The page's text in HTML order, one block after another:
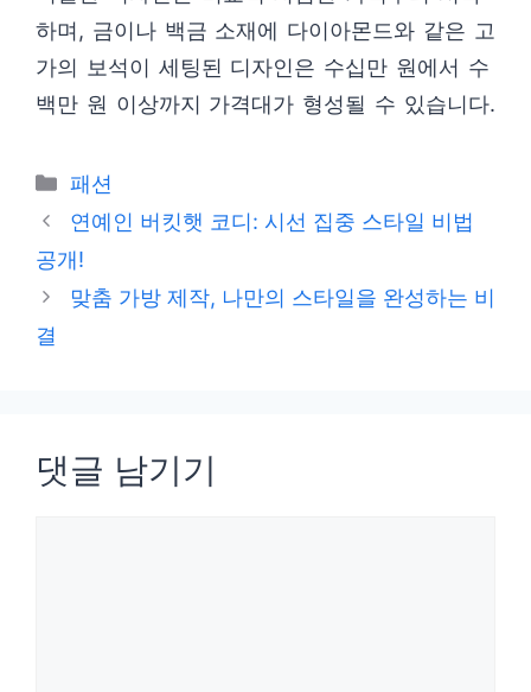
하며, 금이나 백금 소재에 다이아몬드와 같은 고
가의 보석이 세팅된 디자인은 수십만 원에서 수
백만 원 이상까지 가격대가 형성될 수 있습니다.
카
테
리
패션
연예인 버킷햇 코디: 시선 집중 스타일 비법
공개!
맞춤 가방 제작, 나만의 스타일을 완성하는 비
결
댓글 남기기